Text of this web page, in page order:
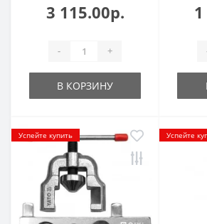
3 115.00р.
- +
В КОРЗИНУ
Успейте купить Успейте